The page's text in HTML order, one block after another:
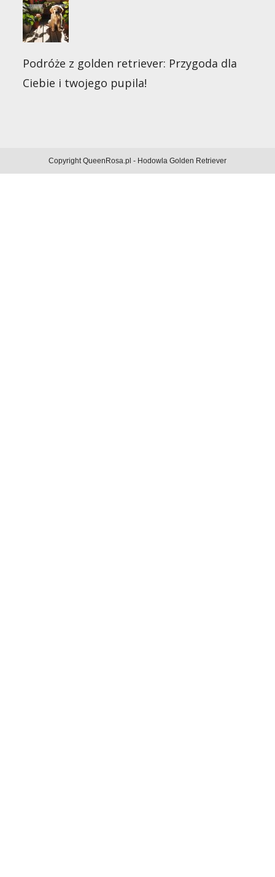
Podróże z golden retriever: Przygoda dla
Ciebie i twojego pupila!
Copyright QueenRosa.pl - Hodowla Golden Retriever